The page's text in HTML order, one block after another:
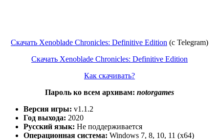
Скачать Xenoblade Chronicles: Definitive Edition (c Telegram)
Скачать Xenoblade Chronicles: Definitive Edition
Как скачивать?
Пароль ко всем архивам: notorgames
Версия игры: v1.1.2
Год выхода: 2020
Русский язык: Не поддерживается
Операционная система: Windows 7, 8, 10, 11 (x64)